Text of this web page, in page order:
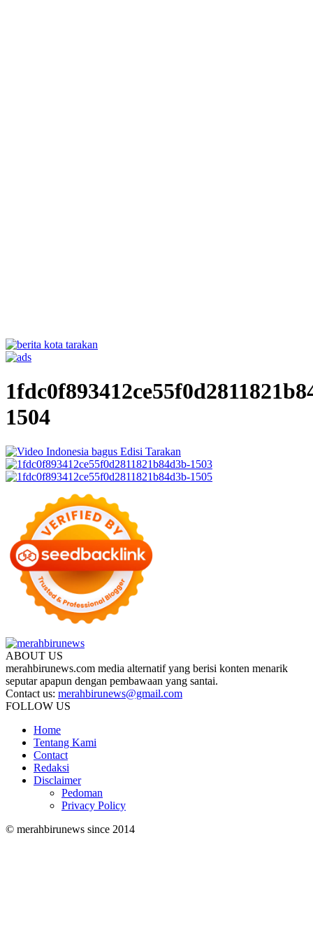
1504
ABOUT US
merahbirunews.com media alternatif yang berisi konten menarik
seputar apapun dengan pembawaan yang santai.
Contact us: merahbirunews@gmail.com
FOLLOW US
Home
Tentang Kami
Contact
Redaksi
Disclaimer
Pedoman
Privacy Policy
© merahbirunews since 2014